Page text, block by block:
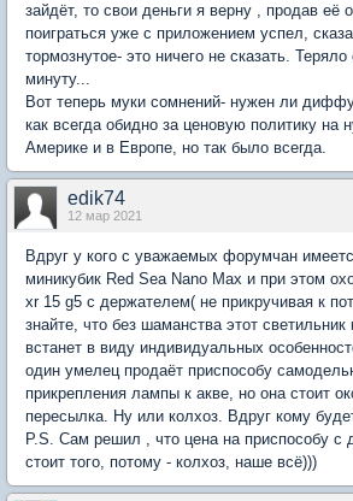
зайдёт, то свои деньги я верну , продав её
поиграться уже с приложением успел,
тормознутое- это ничего не сказать.
минуту...
Вот теперь муки сомнений- нужен ли
как всегда обидно за ценовую политику на
Америке и в Европе, но так было всегда.
edik74
12 мар 2021
Вдруг у кого с уважаемых форумчан
миникубик Red Sea Nano Max и при этом
xr 15 g5 с держателем( не прикручивая к
знайте, что без шаманства этот светильник
встанет в виду индивидуальных
один умелец продаёт приспособу
прикрепления лампы к акве, но она стоит
пересылка. Ну или колхоз. Вдруг кому
P.S. Сам решил , что цена на приспособу с
стоит того, потому - колхоз, наше всё)))